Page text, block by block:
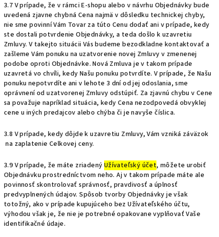
3.7 V prípade, že v rámci E-shopu alebo v návrhu Objednávky bude
uvedená zjavne chybná Cena najmä v dôsledku technickej chyby,
nie sme povinní Vám Tovar za túto Cenu dodať ani v prípade, kedy
ste dostali potvrdenie Objednávky, a teda došlo k uzavretiu
Zmluvy. V takejto situácii Vás budeme bezodkladne kontaktovať a
zašleme Vám ponuku na uzatvorenie novej Zmluvy v zmenenej
podobe oproti Objednávke. Nová Zmluva je v takom prípade
uzavretá vo chvíli, kedy Našu ponuku potvrdíte. V prípade, že Našu
ponuku nepotvrdíte ani v lehote 3 dní od jej odoslania, sme
oprávnení od uzatvorenej Zmluvy odstúpiť. Za zjavnú chybu v Cene
sa považuje napríklad situácia, kedy Cena nezodpovedá obvyklej
cene u iných predajcov alebo chýba či je navyše číslica.
3.8 V prípade, kedy dôjde k uzavretiu Zmluvy, Vám vzniká záväzok
na zaplatenie Celkovej ceny.
3.9 V prípade, že máte zriadený Užívateľský účet, môžete urobiť
Objednávku prostredníctvom neho. Aj v takom prípade máte ale
povinnosť skontrolovať správnosť, pravdivosť a úplnosť
predvyplnených údajov. Spôsob tvorby Objednávky je však
totožný, ako v prípade kupujúceho bez Užívateľského účtu,
výhodou však je, že nie je potrebné opakovane vyplňovať Vaše
identifikačné údaje.